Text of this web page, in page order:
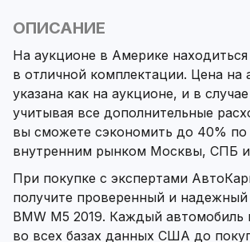
ОПИСАНИЕ
На аукционе в Америке находиться
в отличной комплектации. Цена на
указана как на аукционе, и в
учитывая все дополнительные
вы сможете сэкономить до 40%
внутренним рынком Москвы, СПБ
При покупке с экспертами
получите проверенный и
BMW M5 2019. Каждый автомобиль
во всех базах данных США до